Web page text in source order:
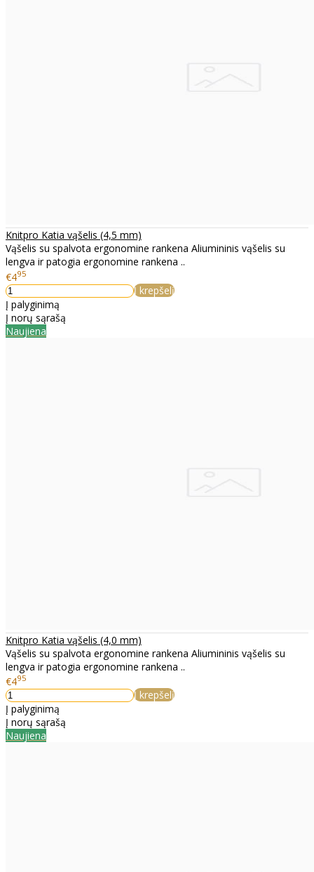
Knitpro Katia vąšelis (4,5 mm)
Vąšelis su spalvota ergonomine rankena Aliumininis vąšelis su
lengva ir patogia ergonomine rankena ..
€495
Į krepšelį
Į palyginimą
Į norų sąrašą
Naujiena
Knitpro Katia vąšelis (4,0 mm)
Vąšelis su spalvota ergonomine rankena Aliumininis vąšelis su
lengva ir patogia ergonomine rankena ..
€495
Į krepšelį
Į palyginimą
Į norų sąrašą
Naujiena